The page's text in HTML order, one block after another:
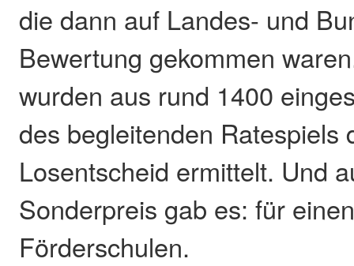
die dann auf Landes- und
Bewertung gekommen
wurden aus rund 1400
des begleitenden Ratespiels
Losentscheid ermittelt. Und
Sonderpreis gab es: für
Förderschulen.